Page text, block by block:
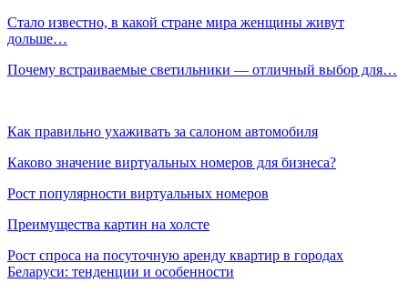
Стало известно, в какой стране мира женщины живут
дольше…
Почему встраиваемые светильники — отличный выбор для…
Как правильно ухаживать за салоном автомобиля
Каково значение виртуальных номеров для бизнеса?
Рост популярности виртуальных номеров
Преимущества картин на холсте
Рост спроса на посуточную аренду квартир в городах
Беларуси: тенденции и особенности